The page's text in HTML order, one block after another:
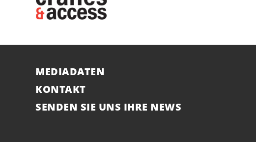
MEDIADATEN
KONTAKT
SENDEN SIE UNS IHRE NEWS